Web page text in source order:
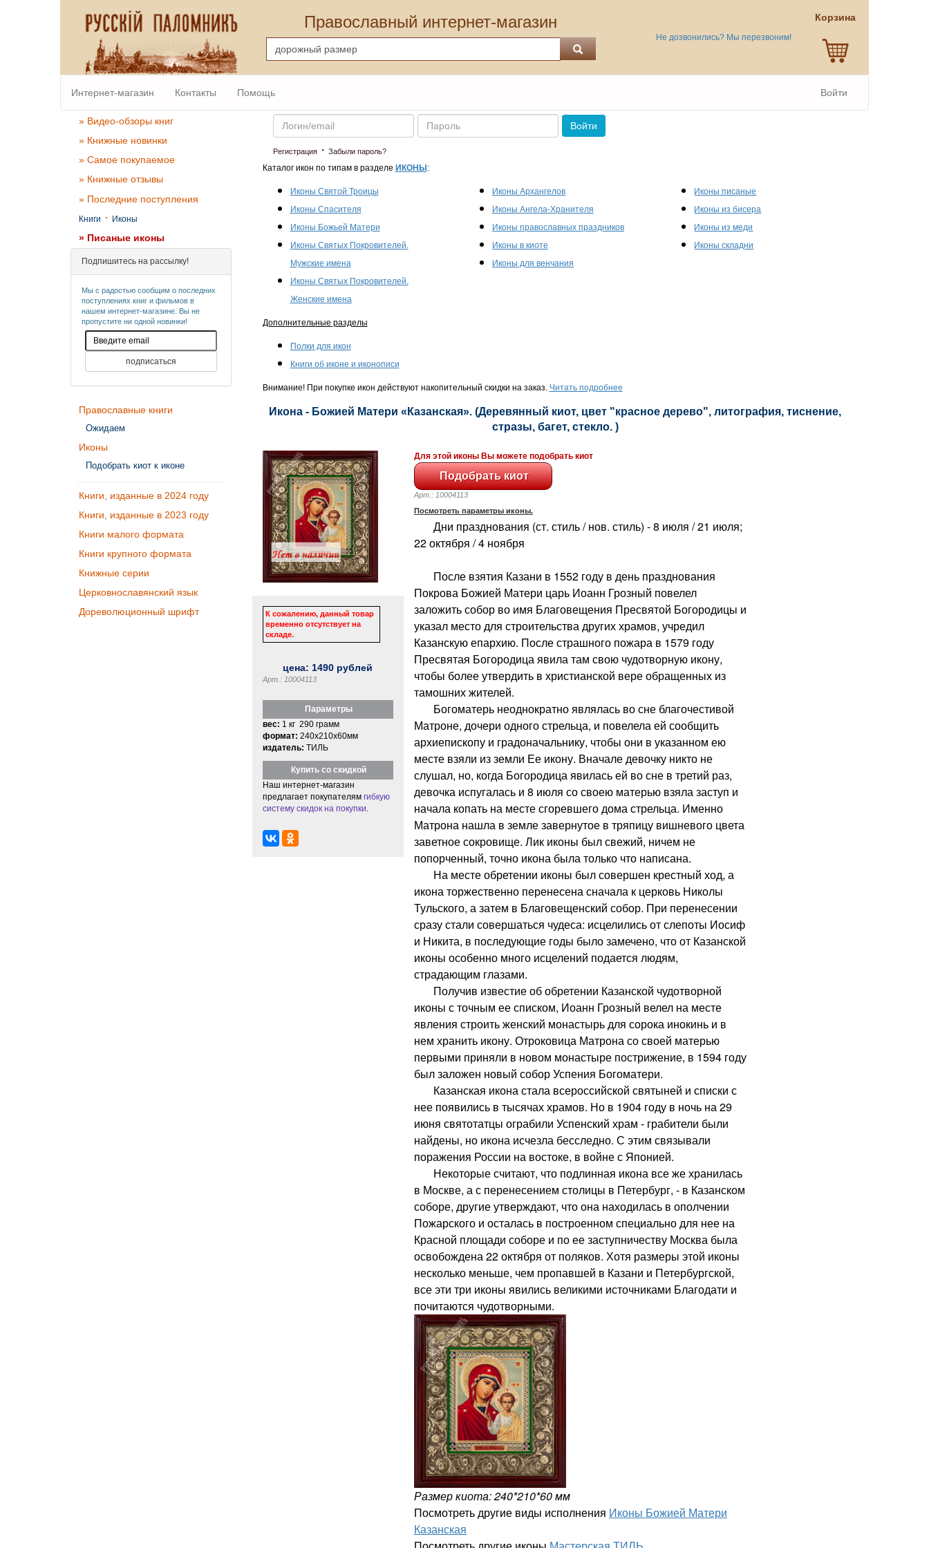
Православный интернет-магазин
Не дозвонились? Мы перезвоним!
Корзина
Интернет-магазин Контакты Помощь Войти
» Видео-обзоры книг
» Книжные новинки
» Самое покупаемое
» Книжные отзывы
» Последние поступления
Книги · Иконы
» Писаные иконы
Подпишитесь на рассылку!
Мы с радостью сообщим о последних
поступлениях книг и фильмов в
нашем интернет-магазине. Вы не
пропустите ни одной новинки!
Православные книги
Ожидаем
Иконы
Подобрать киот к иконе
Книги, изданные в 2024 году
Книги, изданные в 2023 году
Книги малого формата
Книги крупного формата
Книжные серии
Церковнославянский язык
Дореволюционный шрифт
Email Пароль
Войти
Регистрация· Забыли пароль?
Каталог икон по типам в разделе ИКОНЫ :
Иконы Святой Троицы
Иконы Спасителя
Иконы Божьей Матери
Иконы Святых Покровителей.
Мужские имена
Иконы Святых Покровителей.
Женские имена
Иконы Архангелов
Иконы Ангела-Хранителя
Иконы православных праздников
Иконы в киоте
Иконы для венчания
Иконы писаные
Иконы из бисера
Иконы из меди
Иконы складни
Дополнительные разделы
Полки для икон
Книги об иконе и иконописи
Внимание! При покупке икон действуют накопительный скидки на заказ. Читать подробнее
Икона - Божией Матери «Казанская». (Деревянный киот, цвет "красное дерево", литография, тиснение,
стразы, багет, стекло. )
К сожалению, данный товар
временно отсутствует на
складе.
цена: 1490 рублей
Арт.: 10004113
Параметры
вес: 1 кг 290 грамм
формат: 240x210x60мм
издатель: ТИЛЬ
Купить со скидкой
Наш интернет-магазин
предлагает покупателям гибкую
систему скидок на покупки
Для этой иконы Вы можете подобрать киот
Арт.: 10004113
Посмотреть параметры иконы.
Дни празднования (ст. стиль / нов. стиль) - 8 июля / 21 июля;
22 октября / 4 ноября
После взятия Казани в 1552 году в день празднования
Покрова Божией Матери царь Иоанн Грозный повелел
заложить собор во имя Благовещения Пресвятой Богородицы и
указал место для строительства других храмов, учредил
Казанскую епархию. После страшного пожара в 1579 году
Пресвятая Богородица явила там свою чудотворную икону,
чтобы более утвердить в христианской вере обращенных из
тамошних жителей.
Богоматерь неоднократно являлась во сне благочестивой
Матроне, дочери одного стрельца, и повелела ей сообщить
архиепископу и градоначальнику, чтобы они в указанном ею
месте взяли из земли Ее икону. Вначале девочку никто не
слушал, но, когда Богородица явилась ей во сне в третий раз,
девочка испугалась и 8 июля со своею матерью взяла заступ и
начала копать на месте сгоревшего дома стрельца. Именно
Матрона нашла в земле завернутое в тряпицу вишневого цвета
заветное сокровище. Лик иконы был свежий, ничем не
попорченный, точно икона была только что написана.
На месте обретении иконы был совершен крестный ход, а
икона торжественно перенесена сначала к церковь Николы
Тульского, а затем в Благовещенский собор. При перенесении
сразу стали совершаться чудеса: исцелились от слепоты Иосиф
и Никита, в последующие годы было замечено, что от Казанской
иконы особенно много исцелений подается людям,
страдающим глазами.
Получив известие об обретении Казанской чудотворной
иконы с точным ее списком, Иоанн Грозный велел на месте
явления строить женский монастырь для сорока инокинь и в
нем хранить икону. Отроковица Матрона со своей матерью
первыми приняли в новом монастыре пострижение, в 1594 году
был заложен новый собор Успения Богоматери.
Казанская икона стала всероссийской святыней и списки с
нее появились в тысячах храмов. Но в 1904 году в ночь на 29
июня святотатцы ограбили Успенский храм - грабители были
найдены, но икона исчезла бесследно. С этим связывали
поражения России на востоке, в войне с Японией.
Некоторые считают, что подлинная икона все же хранилась
в Москве, а с перенесением столицы в Петербург, - в Казанском
соборе, другие утверждают, что она находилась в ополчении
Пожарского и осталась в построенном специально для нее на
Красной площади соборе и по ее заступничеству Москва была
освобождена 22 октября от поляков. Хотя размеры этой иконы
несколько меньше, чем пропавшей в Казани и Петербургской,
все эти три иконы явились великими источниками Благодати и
почитаются чудотворными.
Размер киота: 240*210*60 мм
Посмотреть другие виды исполнения Иконы Божией Матери
Казанская